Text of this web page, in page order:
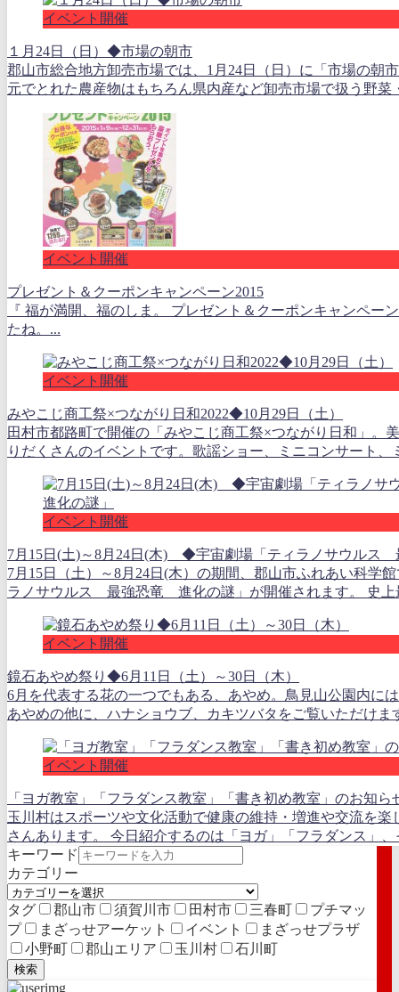
イベント開催
１月24日（日）◆市場の朝市
郡山市総合地方卸売市場では、1月24日（日）に「市場の朝
元でとれた農産物はもちろん県内産など卸売市場で扱う野菜
イベント開催
プレゼント＆クーポンキャンペーン2015
『 福が満開、福のしま。 プレゼント＆クーポンキャンペ
たね。...
イベント開催
みやこじ商工祭×つながり日和2022◆10月29日（土）
田村市都路町で開催の「みやこじ商工祭×つながり日和」。
りだくさんのイベントです。歌謡ショー、ミニコンサート、
イベント開催
7月15日(土)～8月24日(木) ◆宇宙劇場「ティラノサウルス
7月15日（土）～8月24日(木）の期間、郡山市ふれあい科学
ラノサウルス 最強恐竜 進化の謎」が開催されます。 史上
イベント開催
鏡石あやめ祭り◆6月11日（土）～30日（木）
6月を代表する花の一つでもある、あやめ。鳥見山公園内に
あやめの他に、ハナショウブ、カキツバタをご覧いただけま
イベント開催
「ヨガ教室」「フラダンス教室」「書き初め教室」のお知ら
玉川村はスポーツや文化活動で健康の維持・増進や交流を楽
さんあります。 今日紹介するのは「ヨガ」「フラダンス」
キーワード
カテゴリー
タグ 郡山市 須賀川市 田村市 三春町
プチマッ
プ
まざっせアーケット イベント
まざっせプラザ
小野町
郡山エリア 玉川村 石川町
検索